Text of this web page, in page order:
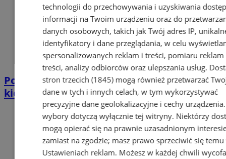
Policjant po służbie zatrzymał pijanego
kierowcę. Miał prawie 2 promile
technologii do przechowywania i uzyskiwania
informacji na Twoim urządzeniu oraz do
danych osobowych, takich jak Twój adres IP,
identyfikatory i dane przeglądania, w celu
spersonalizowanych reklam i treści, pomiaru reklam
treści, analizy odbiorców oraz ulepszania usług.
stron trzecich (1845)mogą również przetwarzać
dane w tych i innych celach, w tym wykorzystywać
precyzyjne dane geolokalizacyjne i cechy
wybory dotyczą wyłącznie tej witryny. Niektórzy
mogą opierać się na prawnie uzasadnionym
zamiast na zgodzie; masz prawo sprzeciwić się temu
Ustawieniach reklam. Możesz w każdej chwili